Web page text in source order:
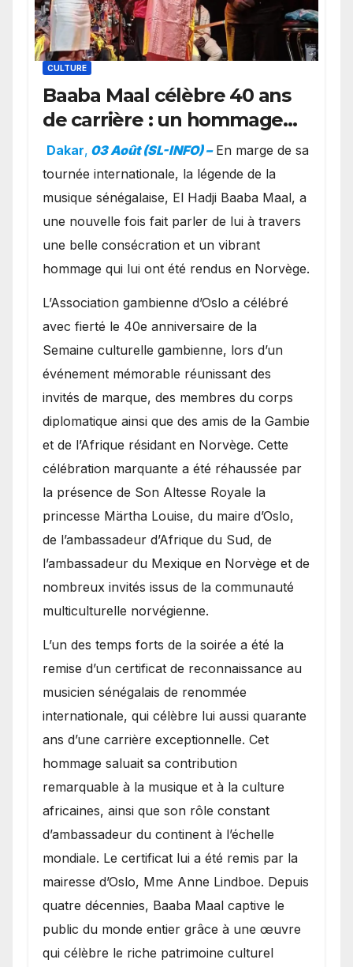
CULTURE
Baaba Maal célèbre 40 ans
de carrière : un hommage
exceptionnel à Oslo en
présence de la famille
royale.
Dakar, 03 Août (SL-INFO) – ​En marge de sa
tournée internationale, la légende de la
musique sénégalaise, El Hadji Baaba Maal, a
une nouvelle fois fait parler de lui à travers
une belle consécration et un vibrant
hommage qui lui ont été rendus en Norvège.
​L’Association gambienne d’Oslo a célébré
avec fierté le 40e anniversaire de la
Semaine culturelle gambienne, lors d’un
événement mémorable réunissant des
invités de marque, des membres du corps
diplomatique ainsi que des amis de la Gambie
et de l’Afrique résidant en Norvège. Cette
célébration marquante a été réhaussée par
la présence de Son Altesse Royale la
princesse Märtha Louise, du maire d’Oslo,
de l’ambassadeur d’Afrique du Sud, de
l’ambassadeur du Mexique en Norvège et de
nombreux invités issus de la communauté
multiculturelle norvégienne.
​L’un des temps forts de la soirée a été la
remise d’un certificat de reconnaissance au
musicien sénégalais de renommée
internationale, qui célèbre lui aussi quarante
ans d’une carrière exceptionnelle. Cet
hommage saluait sa contribution
remarquable à la musique et à la culture
africaines, ainsi que son rôle constant
d’ambassadeur du continent à l’échelle
mondiale. Le certificat lui a été remis par la
mairesse d’Oslo, Mme Anne Lindboe. Depuis
quatre décennies, Baaba Maal captive le
public du monde entier grâce à une œuvre
qui célèbre le riche patrimoine culturel